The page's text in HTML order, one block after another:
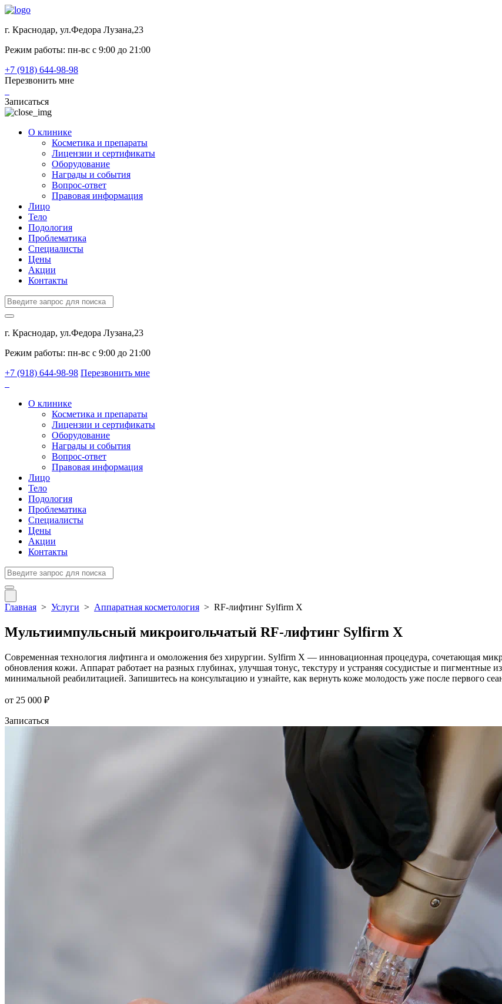
г. Краснодар, ул.Федора Лузана,23
Режим работы: пн-вс c 9:00 до 21:00
+7 (918) 644-98-98
Перезвонить мне
Записаться
О клинике
Косметика и препараты
Лицензии и сертификаты
Оборудование
Награды и события
Вопрос-ответ
Правовая информация
Лицо
Тело
Подология
Проблематика
Специалисты
Цены
Акции
Контакты
г. Краснодар, ул.Федора Лузана,23
Режим работы: пн-вс c 9:00 до 21:00
+7 (918) 644-98-98 Перезвонить мне
О клинике
Косметика и препараты
Лицензии и сертификаты
Оборудование
Награды и события
Вопрос-ответ
Правовая информация
Лицо
Тело
Подология
Проблематика
Специалисты
Цены
Акции
Контакты
Главная > Услуги > Аппаратная косметология > RF-лифтинг Sylfirm X
Мультиимпульсный микроигольчатый RF-лифтинг Sylfirm X
Современная технология лифтинга и омоложения без хирургии. Sylfirm X — инновационная процедура, сочетающая
обновления кожи. Аппарат работает на разных глубинах, улучшая тонус, текстуру и устраняя сосудистые и пигментные
минимальной реабилитацией. Запишитесь на консультацию и узнайте, как вернуть коже молодость уже после первого
от 25 000 ₽
Записаться